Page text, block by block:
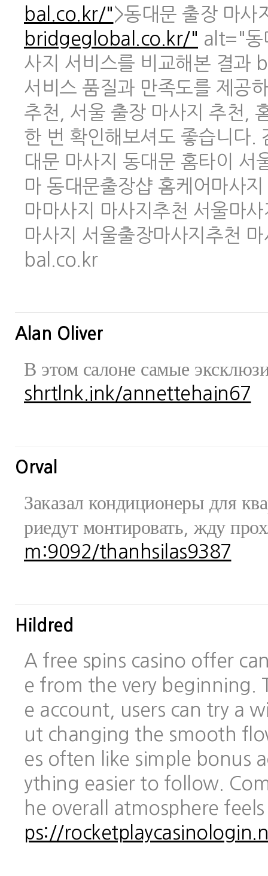
bal.co.kr/">동대문 출장 마
bridgeglobal.co.kr/" alt="동
사지 서비스를 비교해본 결과
서비스 품질과 만족도를 제공
추천, 서울 출장 마사지 추천,
한 번 확인해보셔도 좋습니다
대문 마사지 동대문 홈타이 서
마 동대문출장샵 홈케어마사
마마사지 마사지추천 서울마
마사지 서울출장마사지추천
bal.co.kr
Alan Oliver
В этом салоне самые
shrtlnk.ink/annettehain67
Orval
Заказал кондиционеры для
риедут монтировать, жду
m:9092/thanhsilas9387
Hildred
A free spins casino offer
e from the very beginning.
e account, users can try a
ut changing the smooth
es often like simple bonus
ything easier to follow.
he overall atmosphere
ps://